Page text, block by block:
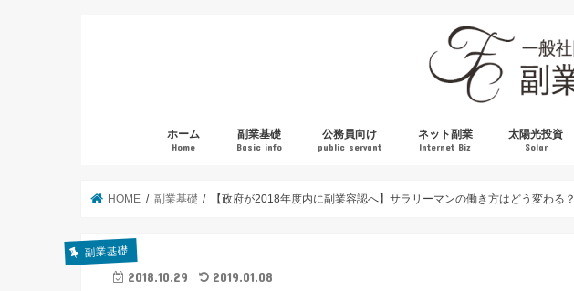
ホーム
Home
副業基礎
Basic info
公務員向け
public servant
ネット副業
Internet Biz
太陽光投資
Solar
HOME 副業基礎 【政府が2018年度内に副業容認へ】サラリーマンの働き方はどう変わる？
副業基礎
2018.10.29 2019.01.08